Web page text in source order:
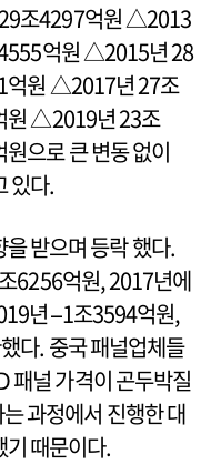
조4297억원 △2013
억원 △2015년 28
원 △2017년 27조
원 △2019년 23조
으로 큰 변동 없이
있다.
받으며 등락 했다.
6256억원, 2017년에
년 –1조3594억원,
다. 중국 패널업체들
패널 가격이 곤두박질
과정에서 진행한 대
기 때문이다.